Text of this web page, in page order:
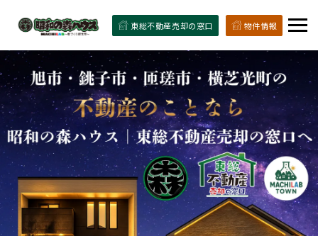
物件情報
東総不動産売却の窓口